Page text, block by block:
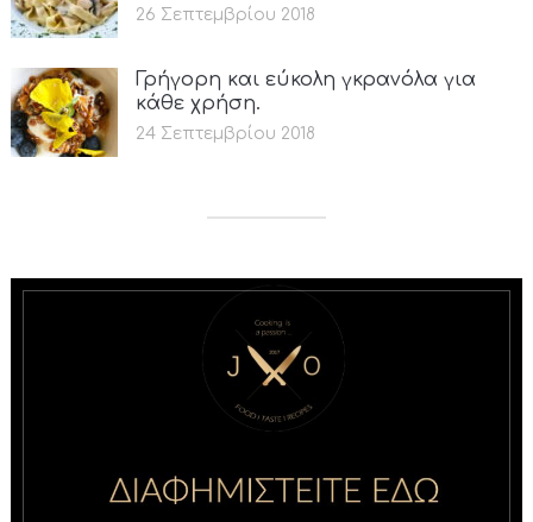
26 Σεπτεμβρίου 2018
Γρήγορη και εύκολη γκρανόλα για
κάθε χρήση.
24 Σεπτεμβρίου 2018